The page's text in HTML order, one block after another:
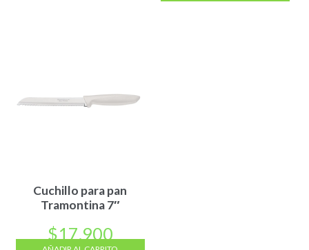
Cuchillo para pan
Tramontina 7″
$17.900